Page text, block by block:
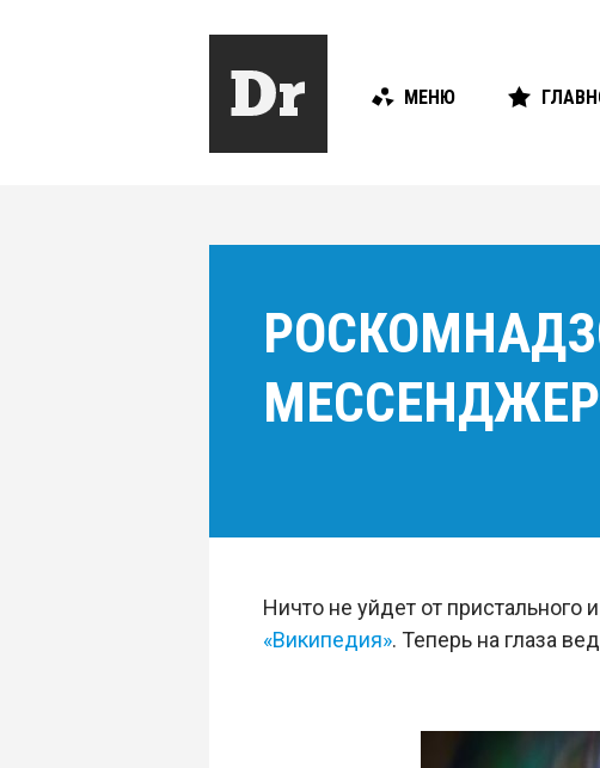
МЕНЮ
Ничто не уйдет от пристального
«Википедия». Теперь на глаза